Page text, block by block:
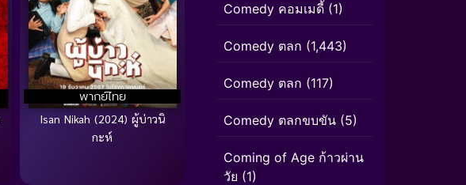
พากย์ไทย
Isan Nikah (2024) ผู้บ่าวนิ
กะห์
Comedy คอมเมดี้ (1)
Comedy ตลก (1,443)
Comedy ตลก (117)
Comedy ตลกขบขัน (5)
Coming of Age ก้าวผ่าน
วัย (1)